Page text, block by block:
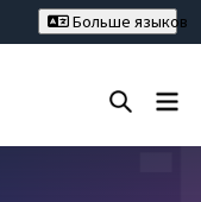
Больше языков